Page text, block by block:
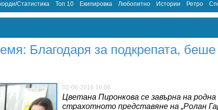
Статистика Топ 10 Екипировка Любопитно Истории Ретро
Благодаря за подкрепата, беше
02-06-2016 16:06
Цветана Пиронкова се завърна на родна
страхотното представяне на „Ролан